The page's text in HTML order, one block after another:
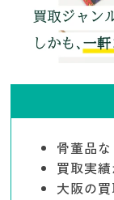
骨董品
買取実
大阪の